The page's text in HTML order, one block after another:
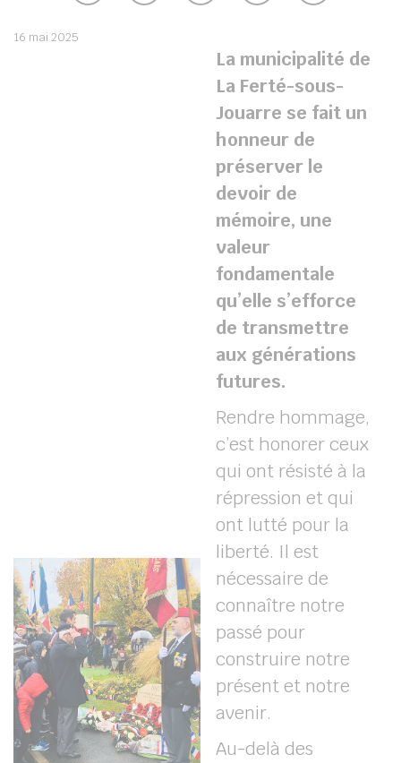
16 mai 2025
La municipalité de
La Ferté-sous-
Jouarre se fait un
honneur de
préserver le
devoir de
mémoire, une
valeur
fondamentale
qu’elle s’efforce
de transmettre
aux générations
futures.
Rendre hommage,
c’est honorer ceux
qui ont résisté à la
répression et qui
ont lutté pour la
liberté. Il est
nécessaire de
connaître notre
passé pour
construire notre
présent et notre
avenir.
Au-delà des